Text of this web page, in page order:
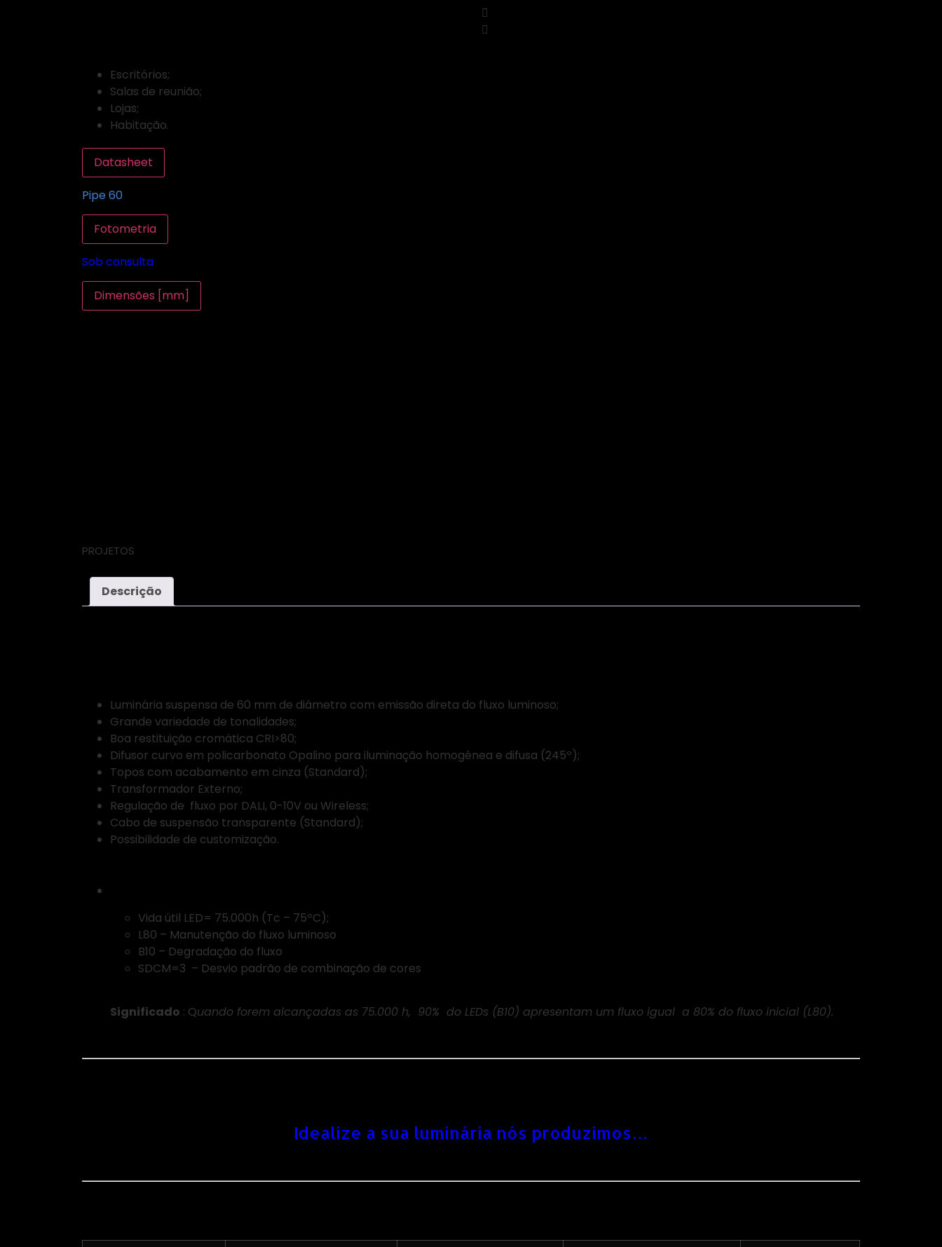
Escritórios;
Salas de reunião;
Lojas;
Habitação.
Datasheet
Pipe 60
Fotometria
Sob consulta
Dimensões [mm]
PROJETOS
Descrição
Luminária suspensa de 60 mm de diâmetro com emissão direta do fluxo luminoso;
Grande variedade de tonalidades;
Boa restituição cromática CRI>80;
Difusor curvo em policarbonato Opalino para iluminação homogénea e difusa (245º);
Topos com acabamento em cinza (Standard);
Transformador Externo;
Regulação de fluxo por DALI, 0-10V ou Wireless;
Cabo de suspensão transparente (Standard);
Possibilidade de customização.
Vida útil LED= 75.000h (Tc – 75ºC);
L80 – Manutenção do fluxo luminoso
B10 – Degradação do fluxo
SDCM=3 – Desvio padrão de combinação de cores
Significado : Quando forem alcançadas as 75.000 h, 90% do LEDs (B10) apresentam um fluxo igual a 80% do fluxo inicial (L80).
Idealize a sua luminária nós produzimos…